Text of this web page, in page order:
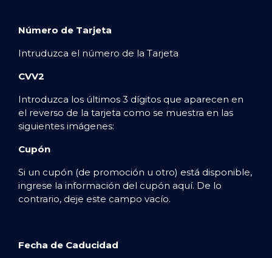
Número de Tarjeta
Intruduzca el número de la Tarjeta
CVV2
Introduzca los últimos 3 dígitos que aparecen en
el reverso de la tarjeta como se muestra en las
siguientes imágenes:
Cupón
Si un cupón (de promoción u otro) está disponible,
ingrese la información del cupón aquí. De lo
contrario, deje este campo vacío.
Fecha de Caducidad